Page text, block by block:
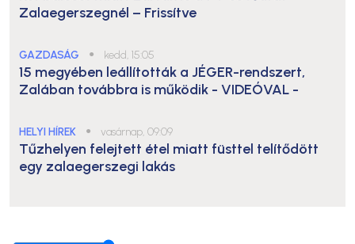
Zalaegerszegnél – Frissítve
GAZDASÁG ● kedd, 15:05
15 megyében leállították a JÉGER-rendszert,
Zalában továbbra is működik - VIDEÓVAL -
HELYI HÍREK ● vasárnap, 09:09
Tűzhelyen felejtett étel miatt füsttel telítődött
egy zalaegerszegi lakás